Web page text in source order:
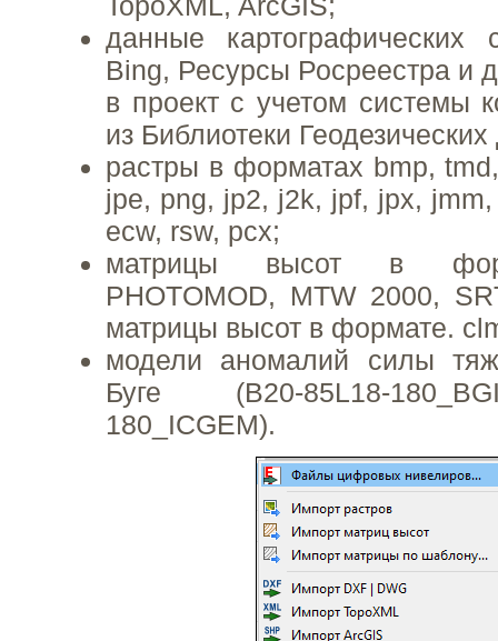
данные картографических
Bing, Ресурсы Росреестра и
в проект с учетом системы
из Библиотеки
растры в форматах bmp,
jpe, png, jp2, j2k, jpf, jpx,
ecw, rsw, pcx;
матрицы высот в
PHOTOMOD, MTW 2000,
матрицы высот в формате.
модели аномалий силы
Буге (B20-85L18-
180_ICGEM).